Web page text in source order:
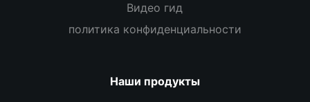
Видео гид
политика конфиденциальности
Наши продукты